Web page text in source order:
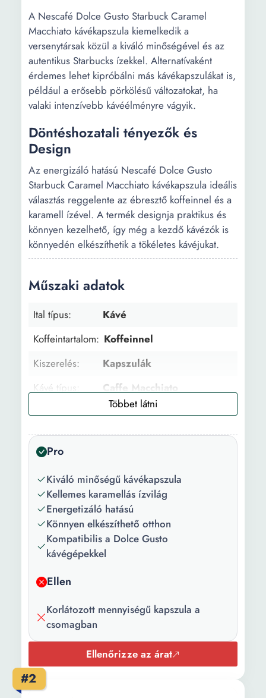
A Nescafé Dolce Gusto Starbuck Caramel
Macchiato kávékapszula kiemelkedik a
versenytársak közül a kiváló minőségével és az
autentikus Starbucks ízekkel. Alternatívaként
érdemes lehet kipróbálni más kávékapszulákat is,
például a erősebb pörkölésű változatokat, ha
valaki intenzívebb kávéélményre vágyik.
Döntéshozatali tényezők és
Design
Az energizáló hatású Nescafé Dolce Gusto
Starbuck Caramel Macchiato kávékapszula ideális
választás reggelente az ébresztő koffeinnel és a
karamell ízével. A termék designja praktikus és
könnyen kezelhető, így még a kezdő kávézók is
könnyedén elkészíthetik a tökéletes kávéjukat.
Műszaki adatok
Ital típus:
Kávé
Koffeintartalom: Koffeinnel
Kiszerelés:
Kapszulák
Kávé típus:
Caffe Macchiato
Aroma:
Karamella
Előnyök:
Energetizáló
Pörkölési szint:
Alkalmazás:
Espresso gép kapszulákkal
Kompatibilitás:
Dolce Gusto
Kapszulák
száma:
12
Súly:
Pro
Kiváló minőségű kávékapszula
Kellemes karamellás ízvilág
Energetizáló hatású
Könnyen elkészíthető otthon
Kompatibilis a Dolce Gusto
kávégépekkel
Ellen
Korlátozott mennyiségű kapszula a
csomagban
Ellenőrizze az árat
#2